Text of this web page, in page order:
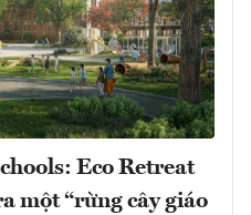
Eco Retreat
một “rừng cây giáo